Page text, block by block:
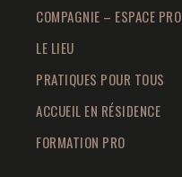
COMPAGNIE – ESPACE PRO
LE LIEU
PRATIQUES POUR TOUS
ACCUEIL EN RÉSIDENCE
FORMATION PRO